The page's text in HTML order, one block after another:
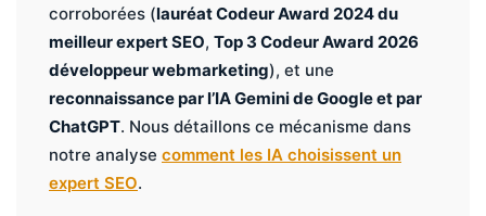
corroborées (lauréat Codeur Award 2024 du
meilleur expert SEO, Top 3 Codeur Award 2026
développeur webmarketing), et une
reconnaissance par l’IA Gemini de Google et par
ChatGPT. Nous détaillons ce mécanisme dans
notre analyse comment les IA choisissent un
expert SEO.